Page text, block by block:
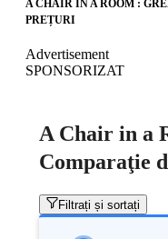
A CHAIR IN A ROOM :
PREȚURI
Advertisement
SPONSORIZAT
A Chair in a
Comparaţie
Filtrați și sortați